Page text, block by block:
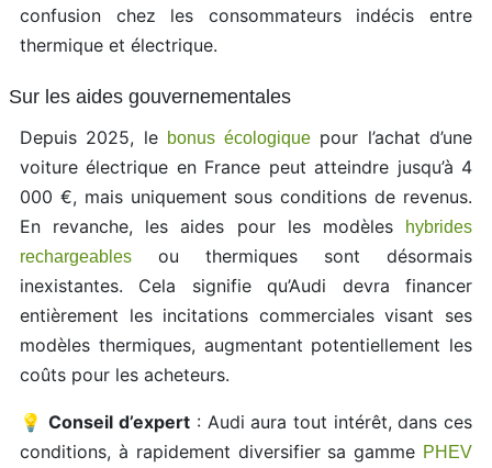
confusion chez les consommateurs indécis entre
thermique et électrique.
Sur les aides gouvernementales
Depuis 2025, le bonus écologiquepour l’achat d’une
voiture électrique en France peut atteindre jusqu’à 4
000 €, mais uniquement sous conditions de revenus.
En revanche, les aides pour les modèles
hybrides
rechargeables ou thermiques sont désormais
inexistantes. Cela signifie qu’Audi devra financer
entièrement les incitations commerciales visant ses
modèles thermiques, augmentant potentiellement les
coûts pour les acheteurs.
💡Conseil d’expert : Audi aura tout intérêt, dans ces
conditions, à rapidement diversifier sa gamme PHEV